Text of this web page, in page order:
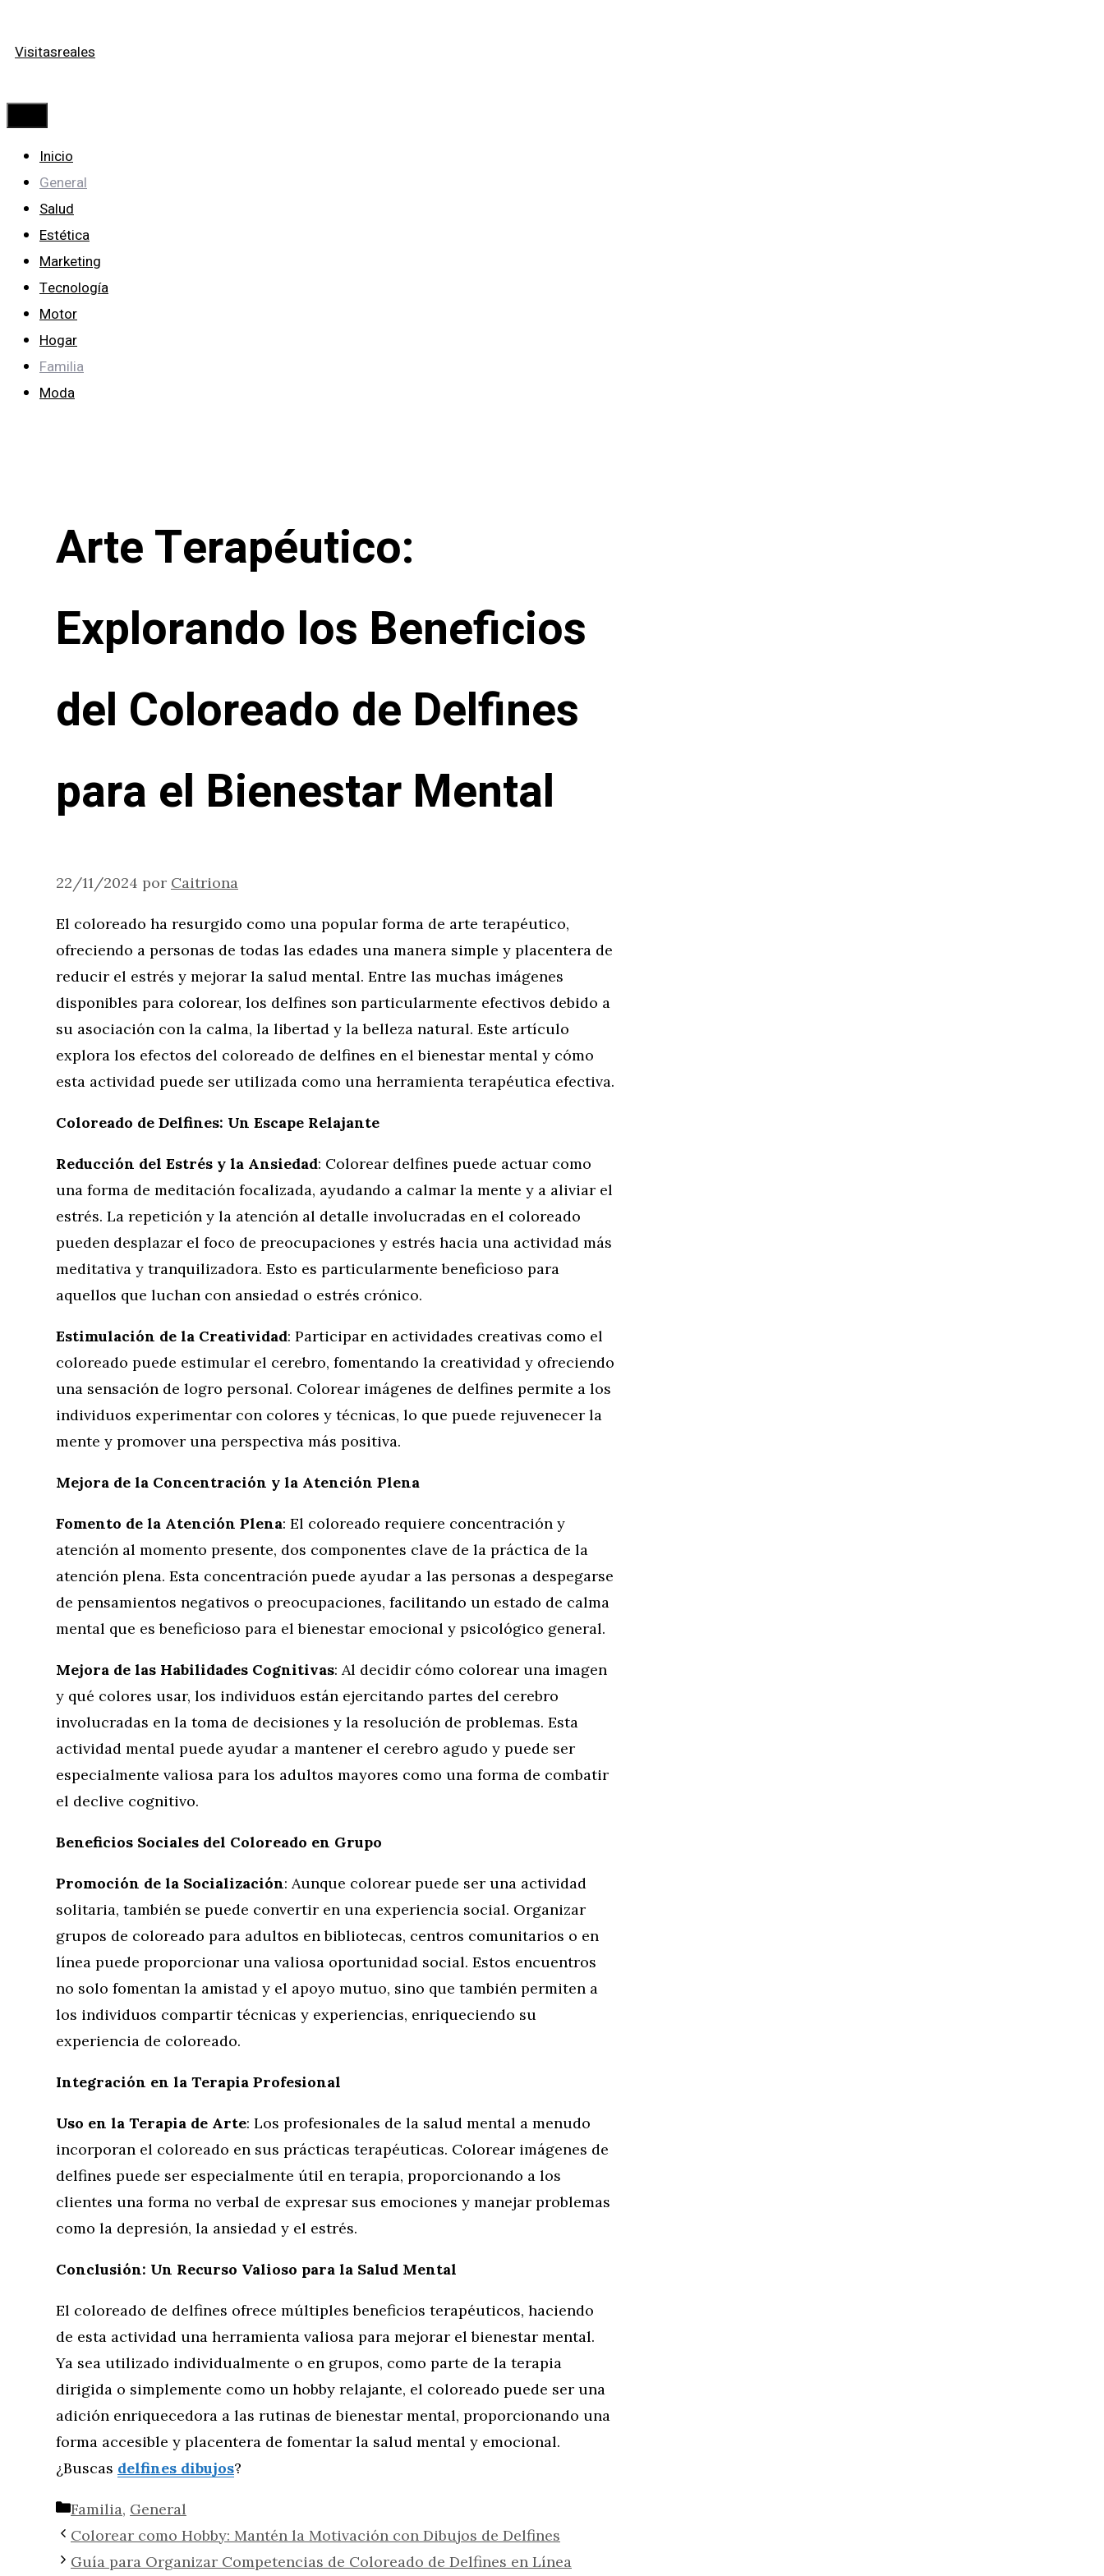
al
Visitasreales
Inicio
General
Salud
Estética
Marketing
Tecnología
Motor
Hogar
Familia
Moda
Arte Terapéutico:
Explorando los Beneficios
del Coloreado de Delfines
para el Bienestar Mental
22/11/2024 por Caitriona
El coloreado ha resurgido como una popular forma de arte terapéutico,
ofreciendo a personas de todas las edades una manera simple y placentera de
reducir el estrés y mejorar la salud mental. Entre las muchas imágenes
disponibles para colorear, los delfines son particularmente efectivos debido a
su asociación con la calma, la libertad y la belleza natural. Este artículo
explora los efectos del coloreado de delfines en el bienestar mental y cómo
esta actividad puede ser utilizada como una herramienta terapéutica efectiva.
Coloreado de Delfines: Un Escape Relajante
Reducción del Estrés y la Ansiedad: Colorear delfines puede actuar como
una forma de meditación focalizada, ayudando a calmar la mente y a aliviar el
estrés. La repetición y la atención al detalle involucradas en el coloreado
pueden desplazar el foco de preocupaciones y estrés hacia una actividad más
meditativa y tranquilizadora. Esto es particularmente beneficioso para
aquellos que luchan con ansiedad o estrés crónico.
Estimulación de la Creatividad: Participar en actividades creativas como el
coloreado puede estimular el cerebro, fomentando la creatividad y ofreciendo
una sensación de logro personal. Colorear imágenes de delfines permite a los
individuos experimentar con colores y técnicas, lo que puede rejuvenecer la
mente y promover una perspectiva más positiva.
Mejora de la Concentración y la Atención Plena
Fomento de la Atención Plena: El coloreado requiere concentración y
atención al momento presente, dos componentes clave de la práctica de la
atención plena. Esta concentración puede ayudar a las personas a despegarse
de pensamientos negativos o preocupaciones, facilitando un estado de calma
mental que es beneficioso para el bienestar emocional y psicológico general.
Mejora de las Habilidades Cognitivas: Al decidir cómo colorear una imagen
y qué colores usar, los individuos están ejercitando partes del cerebro
involucradas en la toma de decisiones y la resolución de problemas. Esta
actividad mental puede ayudar a mantener el cerebro agudo y puede ser
especialmente valiosa para los adultos mayores como una forma de combatir
el declive cognitivo.
Beneficios Sociales del Coloreado en Grupo
Promoción de la Socialización: Aunque colorear puede ser una actividad
solitaria, también se puede convertir en una experiencia social. Organizar
grupos de coloreado para adultos en bibliotecas, centros comunitarios o en
línea puede proporcionar una valiosa oportunidad social. Estos encuentros
no solo fomentan la amistad y el apoyo mutuo, sino que también permiten a
los individuos compartir técnicas y experiencias, enriqueciendo su
experiencia de coloreado.
Integración en la Terapia Profesional
Uso en la Terapia de Arte: Los profesionales de la salud mental a menudo
incorporan el coloreado en sus prácticas terapéuticas. Colorear imágenes de
delfines puede ser especialmente útil en terapia, proporcionando a los
clientes una forma no verbal de expresar sus emociones y manejar problemas
como la depresión, la ansiedad y el estrés.
Conclusión: Un Recurso Valioso para la Salud Mental
El coloreado de delfines ofrece múltiples beneficios terapéuticos, haciendo
de esta actividad una herramienta valiosa para mejorar el bienestar mental.
Ya sea utilizado individualmente o en grupos, como parte de la terapia
dirigida o simplemente como un hobby relajante, el coloreado puede ser una
adición enriquecedora a las rutinas de bienestar mental, proporcionando una
forma accesible y placentera de fomentar la salud mental y emocional.
¿Buscas delfines dibujos?
Categorías
Familia, General
Colorear como Hobby: Mantén la Motivación con Dibujos de Delfines
Guía para Organizar Competencias de Coloreado de Delfines en Línea